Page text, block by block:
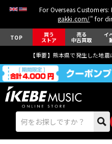
For Overseas
gakki.com/" for
TOP 買う
ストア
売る
中古買取
イ
【重要】熊本県で発生した地